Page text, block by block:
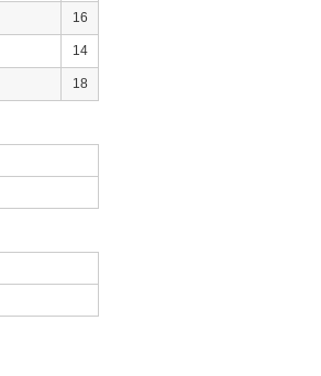
16
14
18